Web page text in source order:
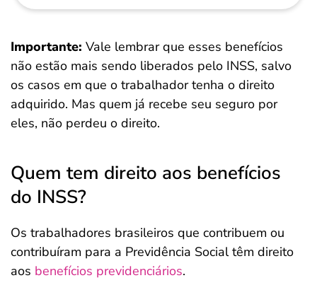
Importante: Vale lembrar que esses benefícios
não estão mais sendo liberados pelo INSS, salvo
os casos em que o trabalhador tenha o direito
adquirido. Mas quem já recebe seu seguro por
eles, não perdeu o direito.
Quem tem direito aos benefícios
do INSS?
Os trabalhadores brasileiros que contribuem ou
contribuíram para a Previdência Social têm direito
aos benefícios previdenciários.